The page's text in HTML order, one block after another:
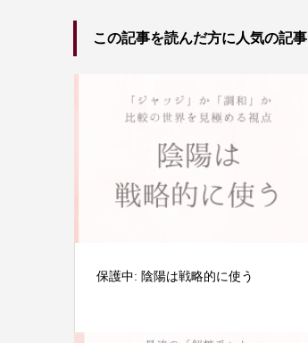
この記事を読んだ方に人気の記事
保護中: 陰陽は戦略的に使う